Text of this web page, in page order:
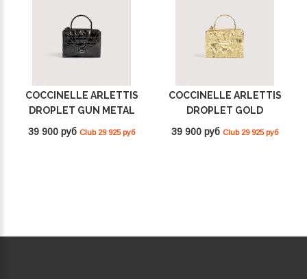
COCCINELLE ARLETTIS
DROPLET GUN METAL
E1U3F55B701_Y48
39 900 руб Club 29 925 руб
COCCINELLE ARLETTIS
DROPLET GOLD
E1U3F55B701_J00
39 900 руб Club 29 925 руб